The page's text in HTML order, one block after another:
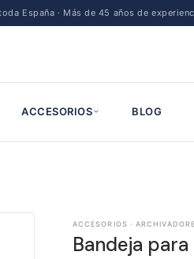
España · Más de 45 años de
ACCESORIOS BLOG
ACCESORIOS ·
Bandeja